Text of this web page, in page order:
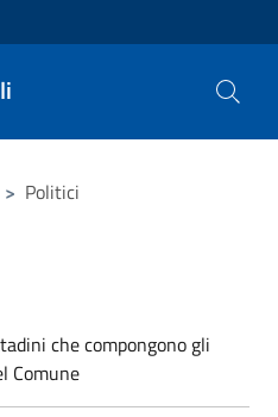
> Politici
che compongono gli
Comune